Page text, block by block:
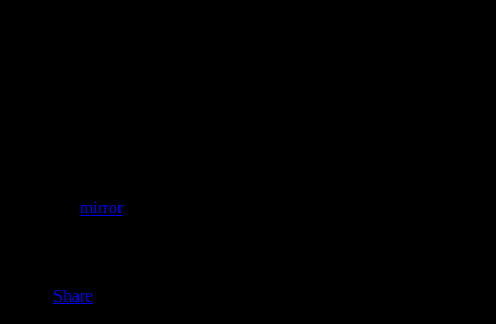
mirror
Share